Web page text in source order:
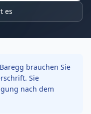
es
brauchen Sie
Sie
nach dem